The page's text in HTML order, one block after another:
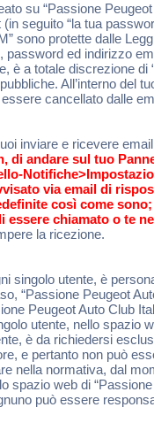
su “Passione
seguito “la tua
sono protette dalle
ed indirizzo
a totale discrezione
All’interno del
cancellato dalle
inviare e ricevere
andare sul tuo
via email di
così come
chiamato o te
la ricezione.
utente, è
“Passione Peugeot
Peugeot Auto Club
utente, nello spazio
è da richiedersi
e pertanto non può
nella normativa, dal
web di
può essere